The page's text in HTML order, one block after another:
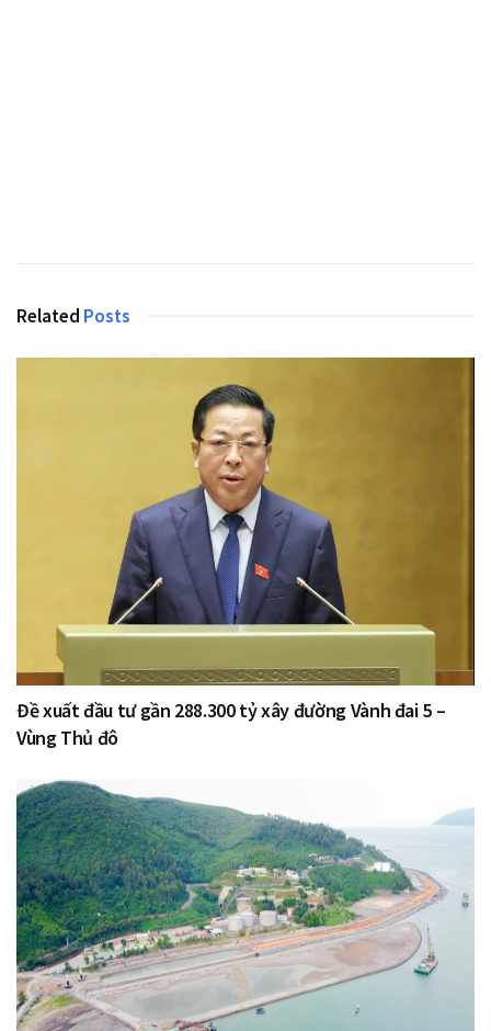
Related Posts
Đề xuất đầu tư gần 288.300 tỷ xây đường Vành đai 5 –
Vùng Thủ đô